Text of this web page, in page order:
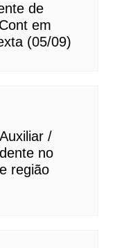
de
em
(05/09)
/
no
região